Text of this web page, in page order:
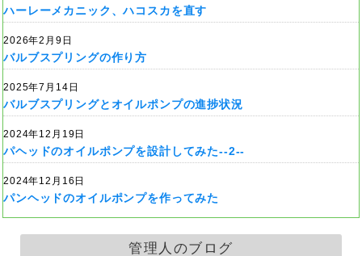
ハーレーメカニック、ハコスカを直す
2026年2月9日
バルブスプリングの作り方
2025年7月14日
バルブスプリングとオイルポンプの進捗状況
2024年12月19日
パヘッドのオイルポンプを設計してみた--2--
2024年12月16日
パンヘッドのオイルポンプを作ってみた
管理人のブログ